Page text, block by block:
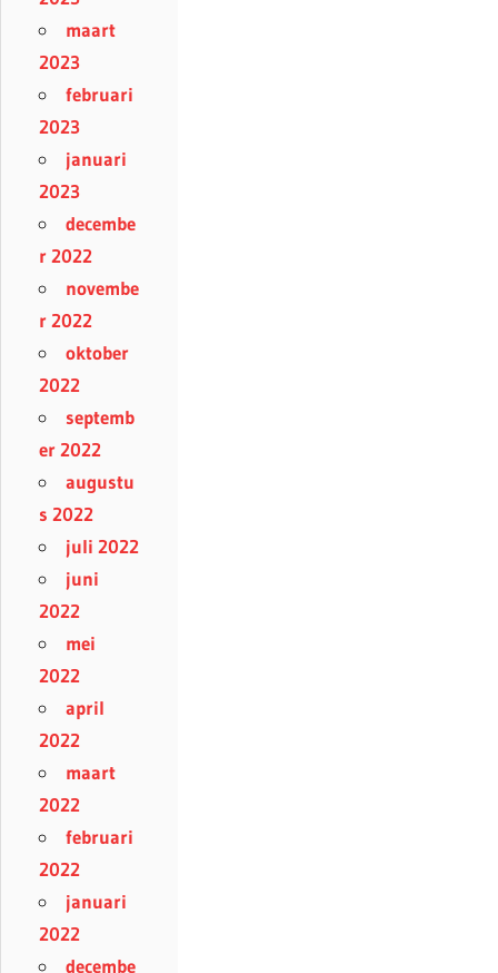
maart
2023
februari
2023
januari
2023
decembe
r 2022
novembe
r 2022
oktober
2022
septemb
er 2022
augustu
s 2022
juli 2022
juni
2022
mei
2022
april
2022
maart
2022
februari
2022
januari
2022
decembe